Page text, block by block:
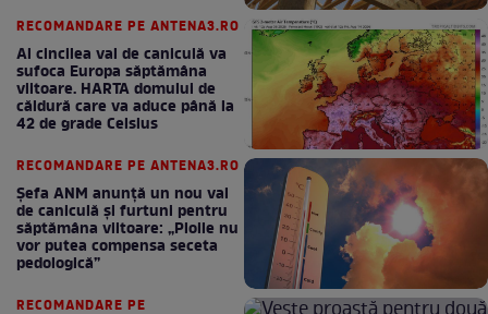
RECOMANDARE PE ANTENA3.RO
Al cincilea val de caniculă va
sufoca Europa săptămâna
viitoare. HARTA domului de
căldură care va aduce până la
42 de grade Celsius
RECOMANDARE PE ANTENA3.RO
Șefa ANM anunță un nou val
de caniculă și furtuni pentru
săptămâna viitoare: „Ploile nu
vor putea compensa seceta
pedologică”
RECOMANDARE PE